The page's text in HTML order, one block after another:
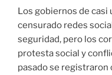
Los gobiernos de casi
censurado redes
seguridad, pero los
protesta social y
pasado se registraron